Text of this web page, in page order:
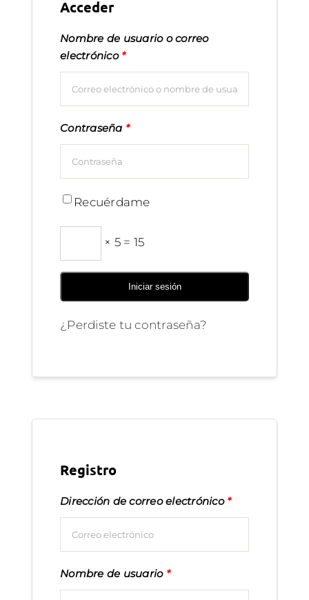
Acceder
Nombre de usuario o correo
electrónico *
Contraseña *
Recuérdame
× 5 = 15
Iniciar sesión
¿Perdiste tu contraseña?
Registro
Dirección de correo electrónico *
Nombre de usuario *